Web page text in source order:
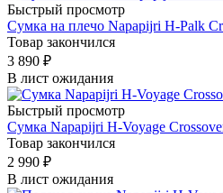
Быстрый просмотр
Сумка на плечо Napapijri H-Palk
Товар закончился
3 890 ₽
В лист ожидания
Быстрый просмотр
Сумка Napapijri H-Voyage
Товар закончился
2 990 ₽
В лист ожидания